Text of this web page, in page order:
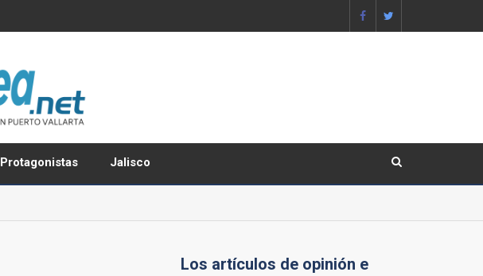
Protagonistas Jalisco
Los artículos de opinión e